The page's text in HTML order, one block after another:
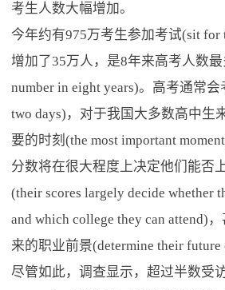
考生人数大幅增加。
今年约有975万考生参加考试(sit for
增加了35万人，是8年来高考人数
number in eight years)。高考通常
two days)，对于我国大多数高中生
要的时刻(the most important
分数将在很大程度上决定他们能否
(their scores largely decide whether
and which college they can attend)
来的职业前景(determine their future
尽管如此，调查显示，超过半数受